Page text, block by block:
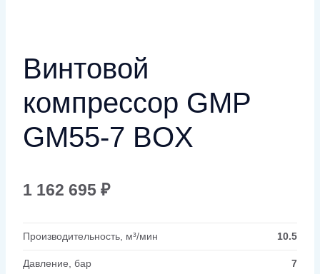
Винтовой
компрессор GMP
GM55-7 BOX
1 162 695 ₽
Производительность, м³/мин 10.5
Давление, бар 7